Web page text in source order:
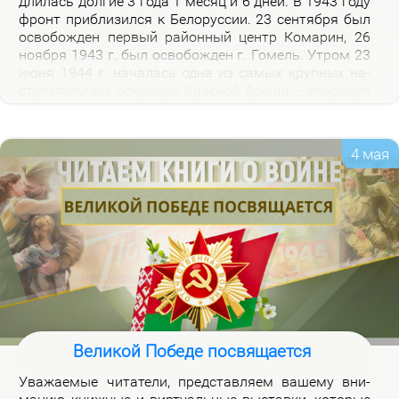
фронт при­бли­зил­ся к Бе­ло­рус­сии. 23 сен­тяб­ря был
осво­бож­ден пер­вый рай­он­ный центр Ко­ма­рин, 26
но­яб­ря 1943 г. был осво­бож­ден г. Го­мель. Утром 23
за­хват­чи­ков с тер­ри­то­рии Бе­ло­рус­сии.
4 мая
Великой Победе посвящается
Ува­жа­е­мые чи­та­те­ли, пред­став­ля­ем ва­ше­му вни­